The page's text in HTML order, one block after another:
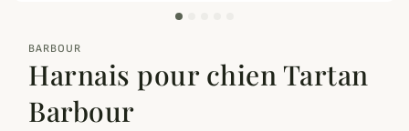
BARBOUR
Harnais pour chien Tartan
Barbour